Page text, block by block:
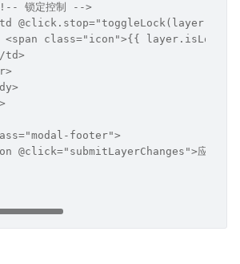
锁定控制 -->
@click.stop="toggleLock(layer)">
<span class="icon">{{ layer.isLocked
td>
footer">
@click="submitLayerChanges">应用</